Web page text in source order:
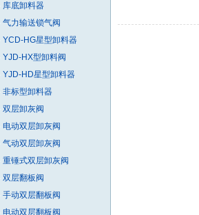
库底卸料器
气力输送锁气阀
YCD-HG星型卸料器
YJD-HX型卸料阀
YJD-HD星型卸料器
非标型卸料器
双层卸灰阀
电动双层卸灰阀
气动双层卸灰阀
重锤式双层卸灰阀
双层翻板阀
手动双层翻板阀
电动双层翻板阀